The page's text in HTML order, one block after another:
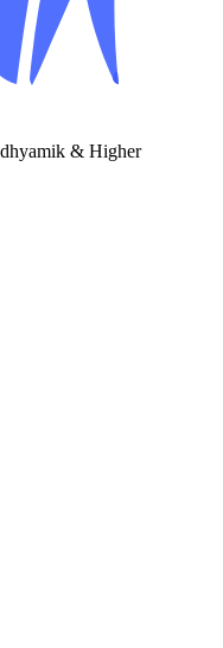
& Higher